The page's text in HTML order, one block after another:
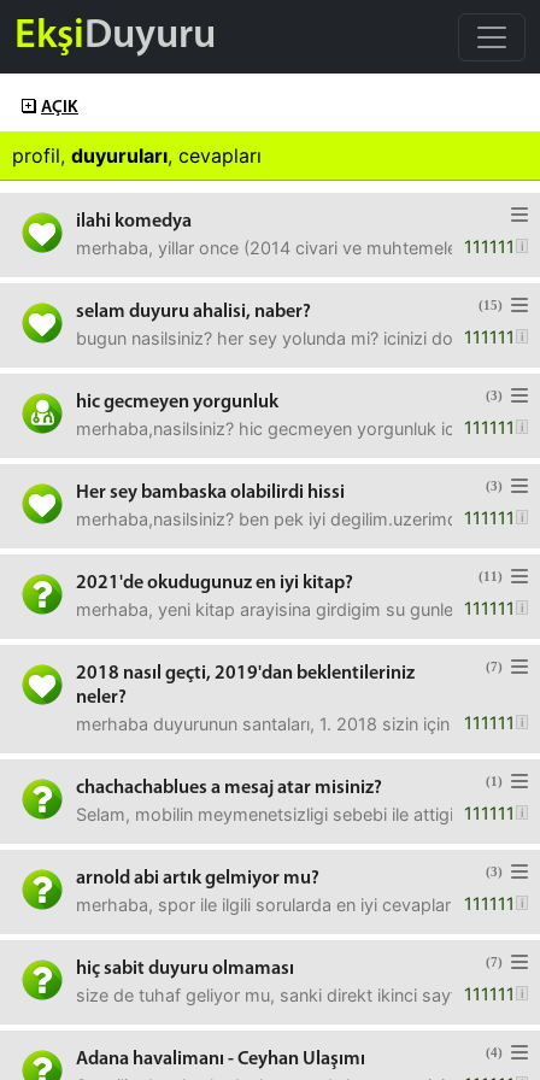
EkşiDuyuru
AÇIK
profil, duyuruları, cevapları
ilahi komedya
111111
merhaba, yillar once (2014 civari ve muhtemelen baska
(15)
selam duyuru ahalisi, naber?
111111
bugun nasilsiniz? her sey yolunda mi? icinizi dokme
(3)
hic gecmeyen yorgunluk
111111
merhaba,nasilsiniz? hic gecmeyen yorgunluk icin ne
(3)
Her sey bambaska olabilirdi hissi
111111
merhaba,nasilsiniz? ben pek iyi degilim.uzerimde hep
(11)
2021'de okudugunuz en iyi kitap?
111111
merhaba, yeni kitap arayisina girdigim su gunlerde,
(7)
2018 nasıl geçti, 2019'dan beklentileriniz
neler?
111111
merhaba duyurunun santaları, 1. 2018 sizin için nasıl
(1)
chachachablues a mesaj atar misiniz?
111111
Selam, mobilin meymenetsizligi sebebi ile attigim
(3)
arnold abi artık gelmiyor mu?
111111
merhaba, spor ile ilgili sorularda en iyi cevapları veren
(7)
hiç sabit duyuru olmaması
111111
size de tuhaf geliyor mu, sanki direkt ikinci sayfayı
(4)
Adana havalimanı - Ceyhan Ulaşımı